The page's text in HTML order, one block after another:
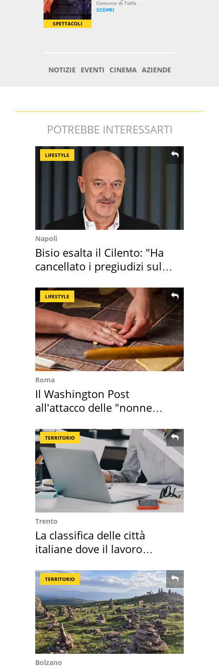
POTREBBE INTERESSARTI
LIFESTYLE
Napoli
Bisio esalta il Cilento: "Ha
cancellato i pregiudizi sul
LIFESTYLE
Roma
Il Washington Post
all'attacco delle "nonne
TERRITORIO
Trento
La classifica delle città
italiane dove il lavoro
TERRITORIO
Bolzano